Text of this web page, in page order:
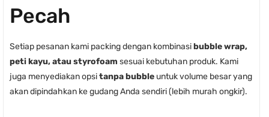
Pecah
Setiap pesanan kami packing dengan kombinasibubble wrap,
peti kayu, atau styrofoam sesuai kebutuhan produk. Kami
juga menyediakan opsitanpa bubble untuk volume besar yang
akan dipindahkan ke gudang Anda sendiri (lebih murah ongkir).